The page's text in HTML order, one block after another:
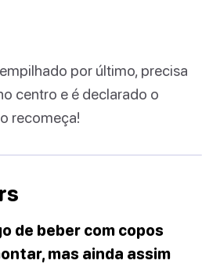
por último, precisa
centro e é declarado o
recomeça!
de beber com copos
mas ainda assim